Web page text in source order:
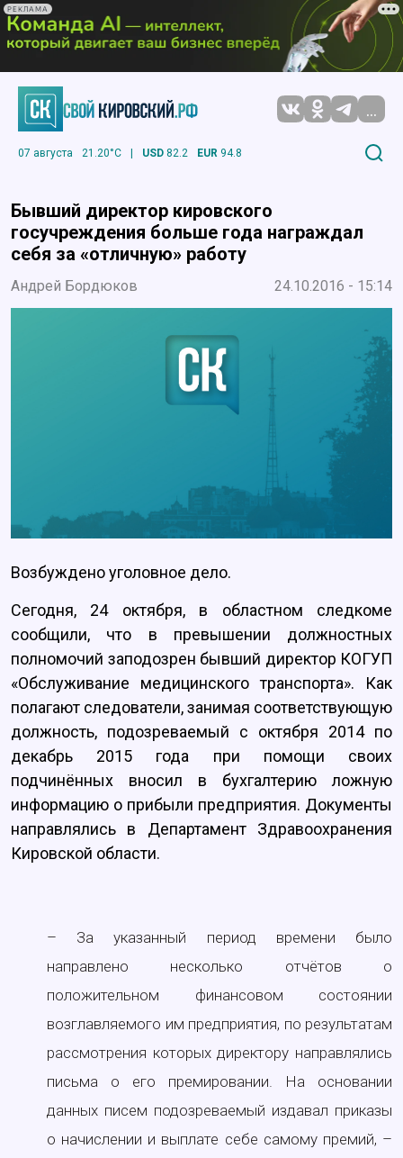
РЕКЛАМА
...
07 августа 21.20°C | USD 82.2 EUR 94.8
Бывший директор кировского
госучреждения больше года награждал
себя за «отличную» работу
Андрей Бордюков 24.10.2016 - 15:14
Возбуждено уголовное дело.
Сегодня, 24 октября, в областном следкоме
сообщили, что в превышении должностных
полномочий заподозрен бывший директор КОГУП
«Обслуживание медицинского транспорта». Как
полагают следователи, занимая соответствующую
должность, подозреваемый с октября 2014 по
декабрь 2015 года при помощи своих
подчинённых вносил в бухгалтерию ложную
информацию о прибыли предприятия. Документы
направлялись в Департамент Здравоохранения
Кировской области.
– За указанный период времени было
направлено несколько отчётов о
положительном финансовом состоянии
возглавляемого им предприятия, по результатам
рассмотрения которых директору направлялись
письма о его премировании. На основании
данных писем подозреваемый издавал приказы
о начислении и выплате себе самому премий, –